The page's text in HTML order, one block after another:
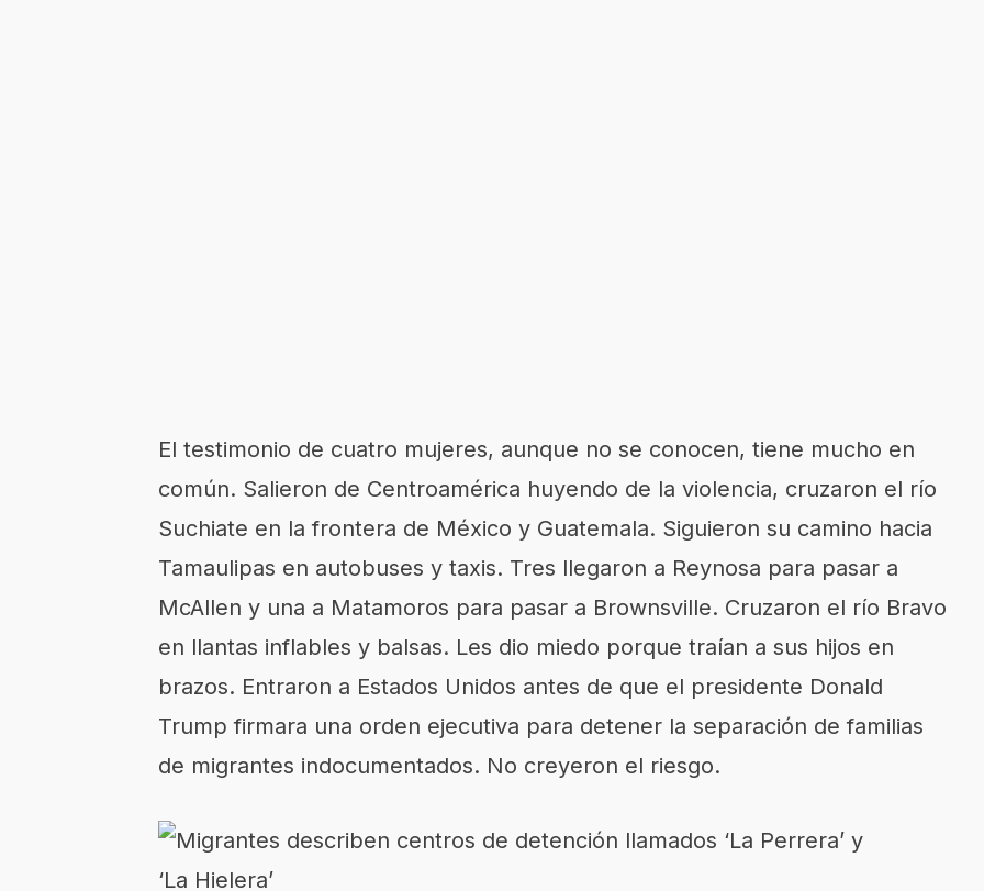
El testimonio de cuatro mujeres, aunque no se conocen, tiene mucho en
común. Salieron de Centroamérica huyendo de la violencia, cruzaron el río
Suchiate en la frontera de México y Guatemala. Siguieron su camino hacia
Tamaulipas en autobuses y taxis. Tres llegaron a Reynosa para pasar a
McAllen y una a Matamoros para pasar a Brownsville. Cruzaron el río Bravo
en llantas inflables y balsas. Les dio miedo porque traían a sus hijos en
brazos. Entraron a Estados Unidos antes de que el presidente Donald
Trump firmara una orden ejecutiva para detener la separación de familias
de migrantes indocumentados. No creyeron el riesgo.